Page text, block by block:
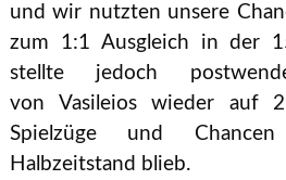
und wir nutzten unsere
zum 1:1 Ausgleich in der
stellte jedoch
von Vasileios wieder auf
Spielzüge und
Halbzeitstand blieb.